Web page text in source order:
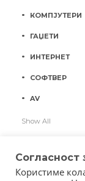
КОМПЈУТЕРИ
ГАЏЕТИ
ИНТЕРНЕТ
СОФТВЕР
AV
Show All
Согласност
Користиме